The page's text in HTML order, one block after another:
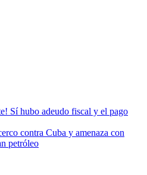
Sí hubo adeudo fiscal y el pago
contra Cuba y amenaza con
petróleo